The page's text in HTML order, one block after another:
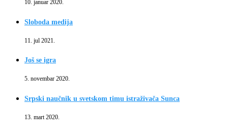
10. januar 2020.
Sloboda medija
11. jul 2021.
Još se igra
5. novembar 2020.
Srpski naučnik u svetskom timu istraživača Sunca
13. mart 2020.